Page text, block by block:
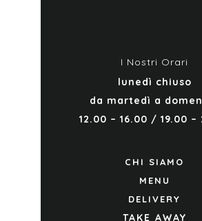
I Nostri Orari
lunedì chiuso
da martedì a
12.00 – 16.00 / 19.00 –
CHI SIAMO
MENU
DELIVERY
TAKE AWAY